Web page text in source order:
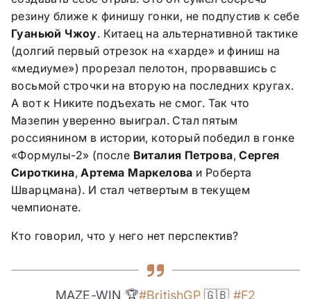
резину ближе к финишу гонки, не подпустив к себе
Гуаньюй Чжоу. Китаец на альтернативной тактике
(долгий первый отрезок на «харде» и финиш на
«медиуме») прорезал пелотон, прорвавшись с
восьмой строчки на вторую на последних кругах.
А вот к Никите подъехать не смог. Так что
Мазепин уверенно выиграл. Стал пятым
россиянином в истории, который победил в гонке
«Формулы-2» (после Виталия Петрова,Сергея
Сироткина,Артема Маркелова и Роберта
Шварцмана). И стал четвертым в текущем
чемпионате.
Кто говорил, что у него нет перспектив?
MAZE-WIN 🏆#BritishGP🇬🇧 #F2